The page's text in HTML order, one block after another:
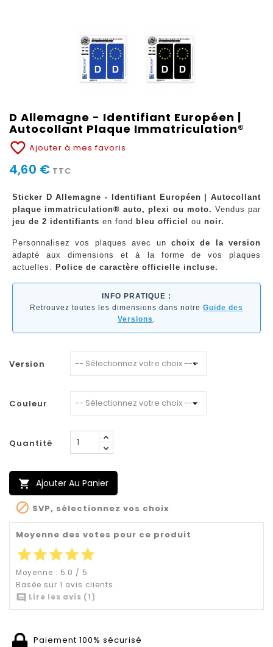
D Allemagne - Identifiant Européen |
Autocollant Plaque Immatriculation®
favorite_border Ajouter à mes favoris
4,60 € TTC
Sticker D Allemagne - Identifiant Européen | Autocollant
plaque immatriculation® auto, plexi ou moto. Vendus par
jeu de 2 identifiants en fond bleu officiel ou noir.
Personnalisez vos plaques avec un choix de la version
adapté aux dimensions et à la forme de vos plaques
actuelles. Police de caractère officielle incluse.
INFO PRATIQUE :
Retrouvez toutes les dimensions dans notre Guide des
Versions .
Version
Couleur
Quantité
 Ajouter Au Panier
 SVP, sélectionnez vos choix
Moyenne des votes pour ce produit
starstarstarstarstar
Moyenne : 5.0 / 5
Basée sur 1 avis clients.
 Lire les avis (1)
Paiement 100% sécurisé